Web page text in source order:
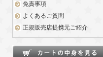
免責事項
よくあるご質問
正規販売店提携元ご紹介